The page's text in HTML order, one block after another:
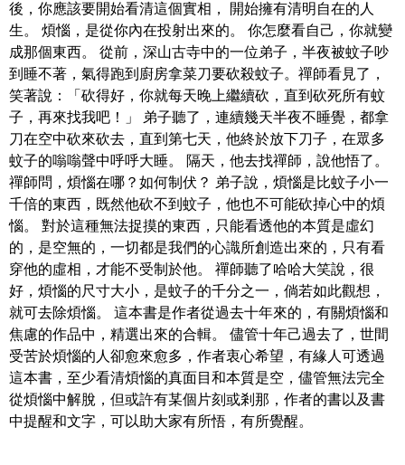
後，你應該要開始看清這個實相， 開始擁有清明自在的人
生。 煩惱，是從你內在投射出來的。 你怎麼看自己，你就變
成那個東西。 從前，深山古寺中的一位弟子，半夜被蚊子吵
到睡不著，氣得跑到廚房拿菜刀要砍殺蚊子。禪師看見了，
笑著說：「砍得好，你就每天晚上繼續砍，直到砍死所有蚊
子，再來找我吧！」 弟子聽了，連續幾天半夜不睡覺，都拿
刀在空中砍來砍去，直到第七天，他終於放下刀子，在眾多
蚊子的嗡嗡聲中呼呼大睡。 隔天，他去找禪師，說他悟了。
禪師問，煩惱在哪？如何制伏？ 弟子說，煩惱是比蚊子小一
千倍的東西，既然他砍不到蚊子，他也不可能砍掉心中的煩
惱。 對於這種無法捉摸的東西，只能看透他的本質是虛幻
的，是空無的，一切都是我們的心識所創造出來的，只有看
穿他的虛相，才能不受制於他。 禪師聽了哈哈大笑說，很
好，煩惱的尺寸大小，是蚊子的千分之一，倘若如此觀想，
就可去除煩惱。 這本書是作者從過去十年來的，有關煩惱和
焦慮的作品中，精選出來的合輯。 儘管十年己過去了，世間
受苦於煩惱的人卻愈來愈多，作者衷心希望，有緣人可透過
這本書，至少看清煩惱的真面目和本質是空，儘管無法完全
從煩惱中解脫，但或許有某個片刻或剎那，作者的書以及書
中提醒和文字，可以助大家有所悟，有所覺醒。